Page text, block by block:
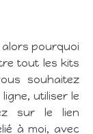
tout les kits
souhaitez
utiliser le
sur le lien
à moi, avec